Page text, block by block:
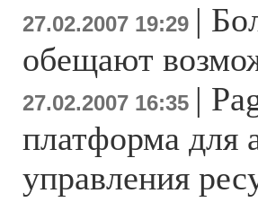
27.02.2007 19:29 |
обещают
27.02.2007 16:35 |
платформа для
управления